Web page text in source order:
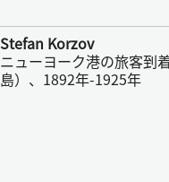
Stefan Korzov
ニューヨーク港の旅客到
島）、1892年-1925年